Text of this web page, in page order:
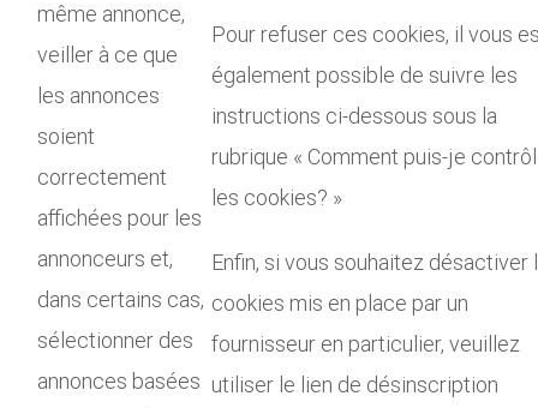
même annonce,
veiller à ce que
les annonces
soient
correctement
affichées pour les
annonceurs et,
dans certains cas,
sélectionner des
annonces basées
Pour refuser ces cookies, il vous
également possible de suivre les
instructions ci-dessous sous la
rubrique « Comment puis-je
les cookies? »
Enfin, si vous souhaitez désactiver
cookies mis en place par un
fournisseur en particulier, veuillez
utiliser le lien de désinscription